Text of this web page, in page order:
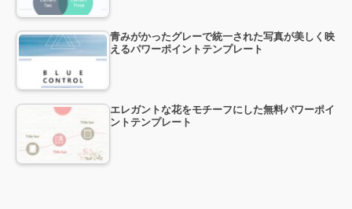
青みがかったグレーで統一された写真が美しく映
えるパワーポイントテンプレート
エレガントな花をモチーフにした無料パワーポイ
ントテンプレート